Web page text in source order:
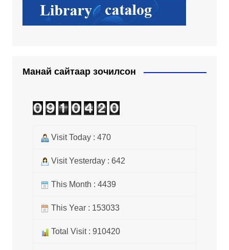
Манай сайтаар зочилсон
Visit Today : 470
Visit Yesterday : 642
This Month : 4439
This Year : 153033
Total Visit : 910420